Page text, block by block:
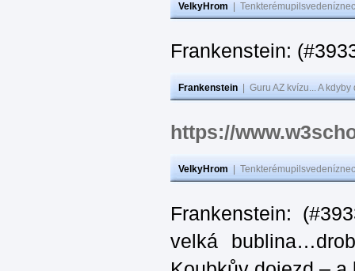
VelkyHrom
Frankenstein:
Frankenstein Guru AZ kvízu... A
https://
VelkyHrom
Frankenstein:
velká